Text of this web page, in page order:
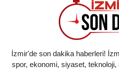
İzmir'de son dakika haberleri!
spor, ekonomi, siyaset, teknoloji,